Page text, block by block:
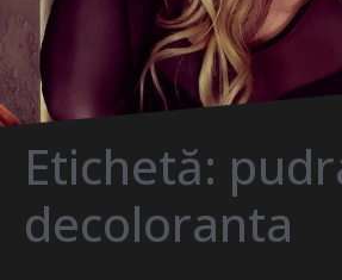
Etichetă:
decoloranta